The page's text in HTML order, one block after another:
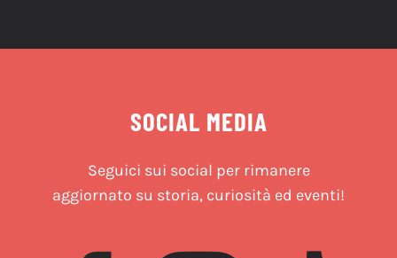
SOCIAL MEDIA
Seguici sui social per rimanere
aggiornato su storia, curiosità ed eventi!